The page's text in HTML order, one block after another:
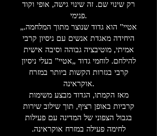
רק שינוי שם. זה שינוי גישה, אופי וקוד
פנימי.
„אטיי” הוא גדוד שנוצר מתוך המלחמה.
היחידה מאגדת אנשים עם ניסיון קרבי
אמיתי, מוטיבציה גבוהה וסיבה אישית
להילחם. לוחמי גדוד „אטיי” בעלי ניסיון
קרבי בגזרות הקשות ביותר במזרח
אוקראינה.
מאז הקמתו, הגדוד מבצע משימות
קרביות באופן רציף, תוך שילוב שירות
בגבול הצפוני של המדינה עם פעילות
לחימה פעילה במזרח אוקראינה.